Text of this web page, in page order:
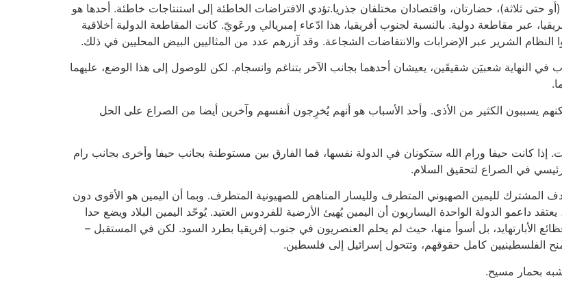
حتى ثلاثة)، حضارتان، واقتصادان مختلفان جذريا.تؤدي الافتراضات الخاطئة إلى استنتاجات خاطئة. أحدها هو
عبر مقاطعة دولية. بالنسبة لجنوب أفريقيا، هذا ادّعاء إمبريالي ورعَويّ. كانت المقاطعة الدولية أخلاقية
النظام الشرير عبر الإضرابات والانتفاضات الشجاعة. وقد آزرهم عدد من المثاليين البيض المحليين في ذلك.
في النهاية شعبيَن شقيقَين، يعيشان أحدهما بجانب الآخر بتناغم وانسجام. لكن للوصول إلى هذا الوضع، عليهما
يسببون الكثير من الأذى. وأحد الأسباب هو أنهم يُخرِجون أنفسهم وآخرين أيضا من الصراع على الحل
كانت حيفا ورام الله ستكونان في الدولة نفسها، فما الفارق بين مستوطنة بجانب حيفا وأخرى بجانب رام
في الصراع لتحقيق السلام.
المشترك لليمين الصهيوني المتطرف ولليسار المناهض للصهيونية المتطرف. وبما أن اليمين هو الأقوى دون
داعمو الدولة الواحدة اليساريون أن اليمين يُهيئ الأرضية للفردوس العتيد. يُوحّد اليمين البلاد ويضع حدا
الأبارتهايد، بل أسوأ منها، حيث لم يحلم العنصريون في جنوب إفريقيا بطرد السود. لكن في المستقبل –
الفلسطينيين كامل حقوقهم، وتتحول إسرائيل إلى فلسطين.
بحمار مسيح.